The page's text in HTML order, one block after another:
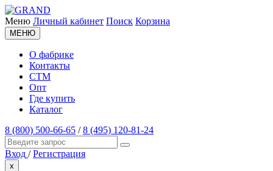
Меню Личный кабинет Поиск Корзина
МЕНЮ
О фабрике
Контакты
СТМ
Опт
Где купить
Каталог
8 (800) 500-66-65 /8 (495) 120-81-24
Вход / Регистрация
x